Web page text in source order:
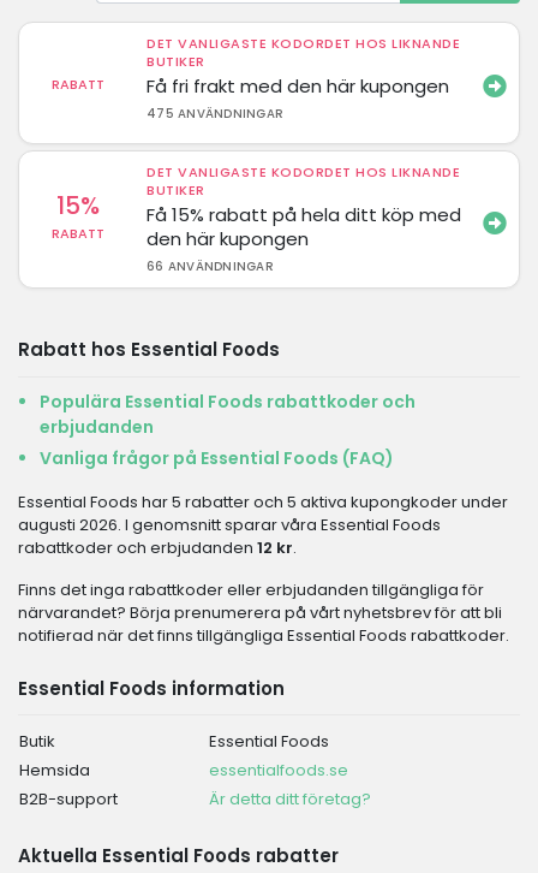
RABATT
DET VANLIGASTE KODORDET HOS LIKNANDE
BUTIKER
Få fri frakt med den här kupongen
475 ANVÄNDNINGAR
15%
RABATT
DET VANLIGASTE KODORDET HOS LIKNANDE
BUTIKER
Få 15% rabatt på hela ditt köp med
den här kupongen
66 ANVÄNDNINGAR
Rabatt hos Essential Foods
Populära Essential Foods rabattkoder och
erbjudanden
Vanliga frågor på Essential Foods (FAQ)
Essential Foods har 5 rabatter och 5 aktiva kupongkoder under
augusti 2026. I genomsnitt sparar våra Essential Foods
rabattkoder och erbjudanden 12 kr.
Finns det inga rabattkoder eller erbjudanden tillgängliga för
närvarandet? Börja prenumerera på vårt nyhetsbrev för att bli
notifierad när det finns tillgängliga Essential Foods rabattkoder.
Essential Foods information
Butik
Essential Foods
Hemsida
essentialfoods.se
B2B-support
Är detta ditt företag?
Aktuella Essential Foods rabatter